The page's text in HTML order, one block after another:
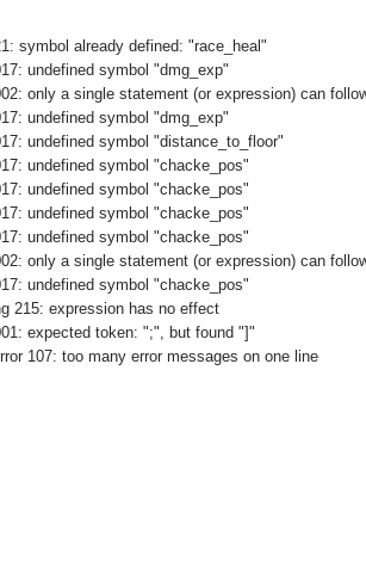
symbol already defined: "race_heal"
undefined symbol "dmg_exp"
only a single statement (or expression) can
undefined symbol "dmg_exp"
undefined symbol "distance_to_floor"
undefined symbol "chacke_pos"
undefined symbol "chacke_pos"
undefined symbol "chacke_pos"
undefined symbol "chacke_pos"
only a single statement (or expression) can
undefined symbol "chacke_pos"
215: expression has no effect
expected token: ";", but found "]"
107: too many error messages on one line